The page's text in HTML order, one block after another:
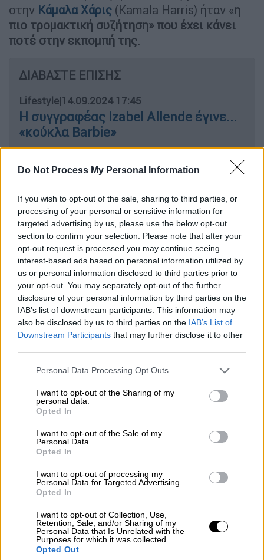
Do Not Process My Personal Information
If you wish to opt-out of the sale, sharing to third parties, or
processing of your personal or sensitive information for
targeted advertising by us, please use the below opt-out
section to confirm your selection. Please note that after your
opt-out request is processed you may continue seeing
interest-based ads based on personal information utilized by
us or personal information disclosed to third parties prior to
your opt-out. You may separately opt-out of the further
disclosure of your personal information by third parties on the
IAB’s list of downstream participants. This information may
also be disclosed by us to third parties on the IAB’s List of
Downstream Participants that may further disclose it to other
Please note that this website/app uses one or more Google
not limited to your visit or usage behaviour. You may click to
grant or deny consent to Google and its third-party tags to
use your data for below specified purposes in below Google
consent section.
Personal Data Processing Opt Outs
I want to opt-out of the Sharing of my
personal data.
Opted In
I want to opt-out of the Sale of my
Personal Data.
Opted In
I want to opt-out of processing my
Personal Data for Targeted Advertising.
Opted In
I want to opt-out of Collection, Use,
Retention, Sale, and/or Sharing of my
Personal Data that Is Unrelated with the
Purposes for which it was collected.
Opted Out
στην Κάμαλα Χάρις (Kamala Harris) ήταν «η
πιο τρομακτική συζήτηση» που έχει κάνει
ποτέ στην εκπομπή της.
ΔΙΑΒΑΣΤΕ ΕΠΙΣΗΣ
Lifestyle|14.09.2024 17:45
Η συγγραφέας Izabel Allende έγινε...
«κούκλα Barbie»
Lifestyle|14.09.2024 16:35
φιγούρα μεγαλώνοντας - Η σχέση με
τον γιο μου δεν είναι ακριβώς η
κανονική σχέση πατέρα-γιου»
Συγκεκριμένα, η ίδια σημείωσε πως γνώριζε
πολύ καλά ότι η συνέντευξη με την
αντιπρόεδρο Χάριςδεν ήταν μικρό
κατόρθωμα, κάτι που την έκανε να νιώθει το
προεδρία.
Μεταξύ άλλων, η Μπάριμορ τόνισε πως
κανείς μας δεν μπορούσε να φανταστεί
πορεία που θα ακολουθούσε η Χάρις για να
ηγηθεί του ψηφοδελτίου των Δημοκρατικών
«Το μόνο που σκεφτόμουν ήταν ότι, αν
πορεία αυτής της γυναίκας -και είσαι ο
κλόουν που θα το κάνει- και αν κάνεις ένα
πράγμα πουθα την κάνει να φαίνεται κακή ή